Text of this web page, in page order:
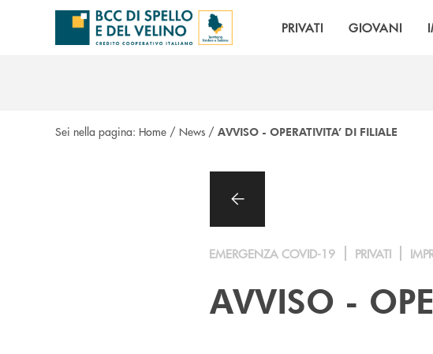
Salta al contenuto principale
PRIVATI GIOVANI
Sei nella pagina: Home / News / AVVISO - OPERATIVITA’ DI FILIALE
EMERGENZA COVID-19 PRIVATI
AVVISO -